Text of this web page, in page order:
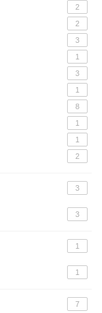
2
2
3
1
3
1
8
1
1
2
3
3
1
1
7